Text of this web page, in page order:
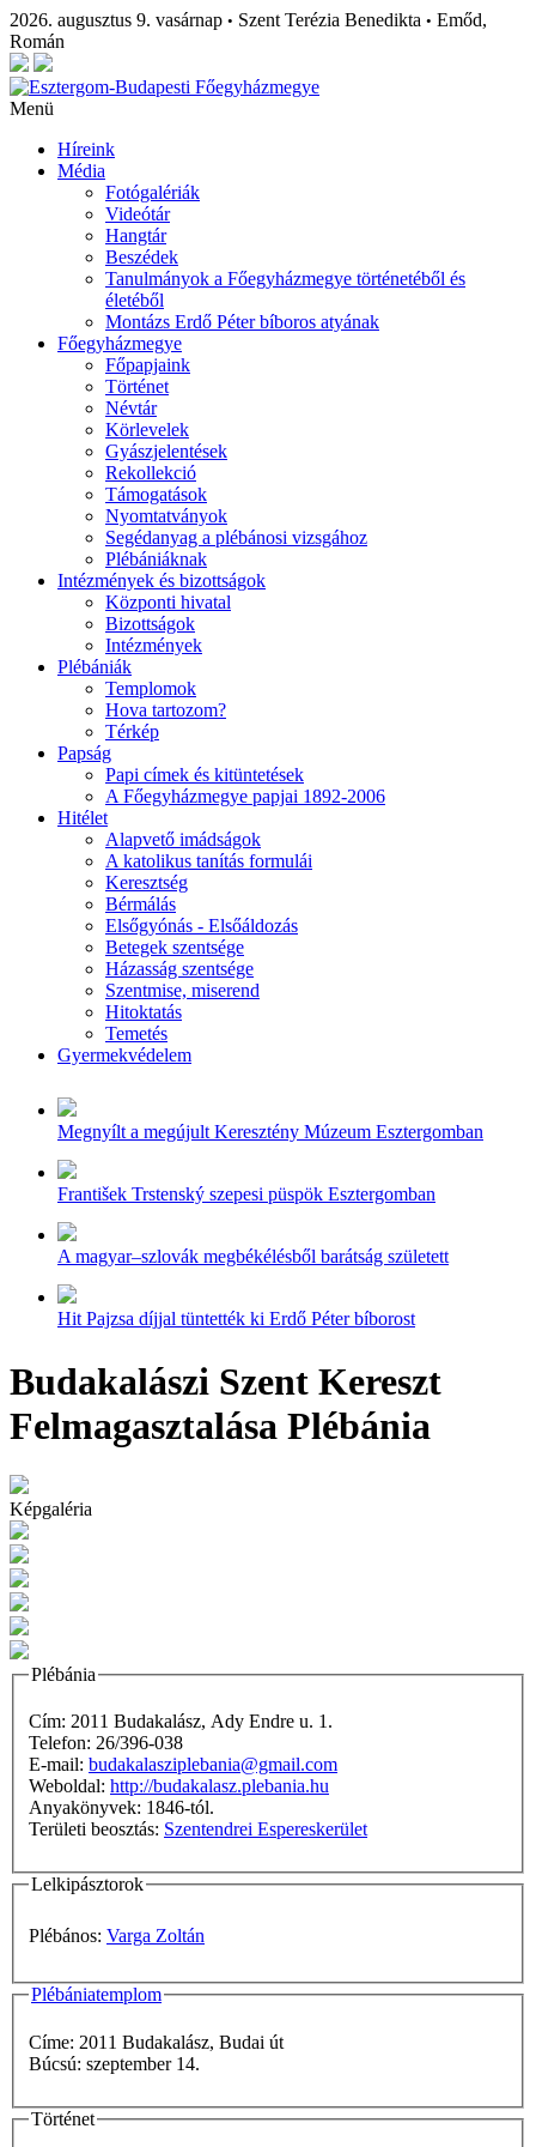
2026. augusztus 9. vasárnap • Szent Terézia Benedikta • Emőd,
Román
Menü
Híreink
Média
Fotógalériák
Videótár
Hangtár
Beszédek
Tanulmányok a Főegyházmegye történetéből és
életéből
Montázs Erdő Péter bíboros atyának
Főegyházmegye
Főpapjaink
Történet
Névtár
Körlevelek
Gyászjelentések
Rekollekció
Támogatások
Nyomtatványok
Segédanyag a plébánosi vizsgához
Plébániáknak
Intézmények és bizottságok
Központi hivatal
Bizottságok
Intézmények
Plébániák
Templomok
Hova tartozom?
Térkép
Papság
Papi címek és kitüntetések
A Főegyházmegye papjai 1892-2006
Hitélet
Alapvető imádságok
A katolikus tanítás formulái
Keresztség
Bérmálás
Elsőgyónás - Elsőáldozás
Betegek szentsége
Házasság szentsége
Szentmise, miserend
Hitoktatás
Temetés
Gyermekvédelem
Megnyílt a megújult Keresztény Múzeum Esztergomban
František Trstenský szepesi püspök Esztergomban
A magyar–szlovák megbékélésből barátság született
Hit Pajzsa díjjal tüntették ki Erdő Péter bíborost
Budakalászi Szent Kereszt
Felmagasztalása Plébánia
Képgaléria
Plébánia
Cím: 2011 Budakalász, Ady Endre u. 1.
Telefon: 26/396-038
E-mail: budakalasziplebania@gmail.com
Weboldal: http://budakalasz.plebania.hu
Anyakönyvek: 1846-tól.
Területi beosztás: Szentendrei Espereskerület
Lelkipásztorok
Plébános: Varga Zoltán
Plébániatemplom
Címe: 2011 Budakalász, Budai út
Búcsú: szeptember 14.
Történet